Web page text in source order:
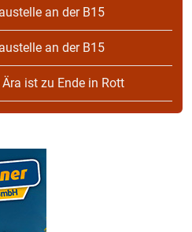
an der B15
an der B15
Ära ist zu Ende in Rott